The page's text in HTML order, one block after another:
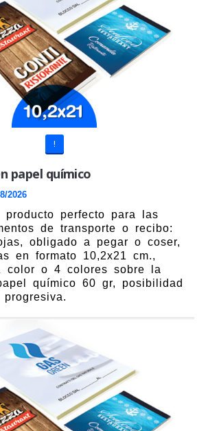
!
papel químico
2026
perfecto para las
de transporte o recibo:
obligado a pegar o coser,
en formato 10,2x21 cm.,
color o 4 colores sobre la
químico 60 gr, posibilidad